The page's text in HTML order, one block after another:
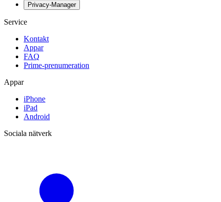
Privacy-Manager
Service
Kontakt
Appar
FAQ
Prime-prenumeration
Appar
iPhone
iPad
Android
Sociala nätverk